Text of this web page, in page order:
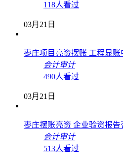
118人看过
03月21日
枣庄项目亮资摆账 工程显账
会计审计
490人看过
03月21日
枣庄摆账亮资 企业验资报告
会计审计
513人看过